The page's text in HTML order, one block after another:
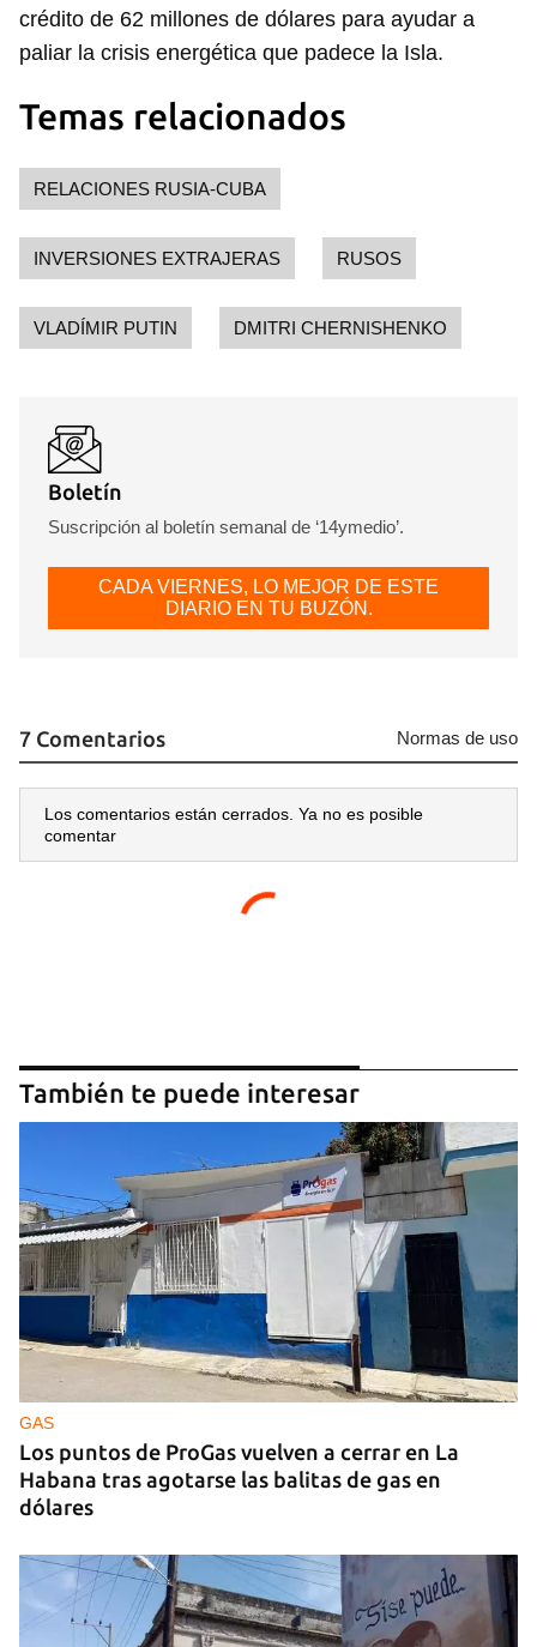
Guardar como favorito
iniciar sesión con tu cuenta de 14ymedio.
INICIAR SESIÓN
crédito de 62 millones de dólares para ayudar a
paliar la crisis energética que padece la Isla.
Temas relacionados
RELACIONES RUSIA-CUBA
INVERSIONES EXTRAJERAS RUSOS
VLADÍMIR PUTIN DMITRI CHERNISHENKO
Boletín
Suscripción al boletín semanal de ‘14ymedio’.
CADA VIERNES, LO MEJOR DE ESTE
DIARIO EN TU BUZÓN.
7 Comentarios Normas de uso
Los comentarios están cerrados. Ya no es posible
comentar
También te puede interesar
GAS
Los puntos de ProGas vuelven a cerrar en La
Habana tras agotarse las balitas de gas en
dólares